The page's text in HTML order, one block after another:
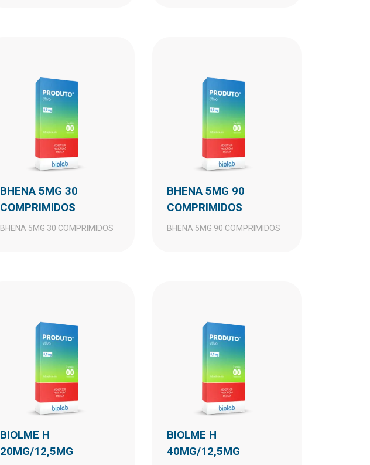
BHENA 5MG 30
COMPRIMIDOS
BHENA 5MG 30 COMPRIMIDOS
BHENA 5MG 90
COMPRIMIDOS
BHENA 5MG 90 COMPRIMIDOS
BIOLME H
20MG/12,5MG
BIOLME H
40MG/12,5MG